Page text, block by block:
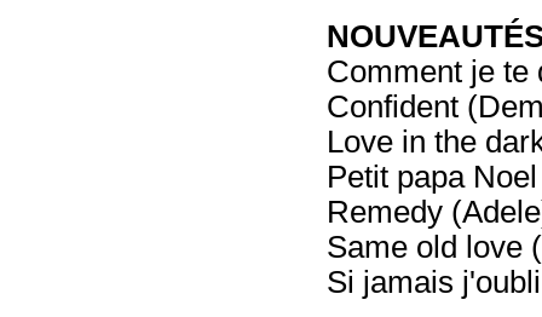
Comment je te
Confident
Love in the
Petit papa
Remedy
Same old love
Si jamais